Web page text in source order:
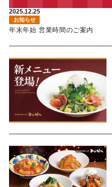
2025.12.25
お知らせ
年末年始 営業時間のご案内